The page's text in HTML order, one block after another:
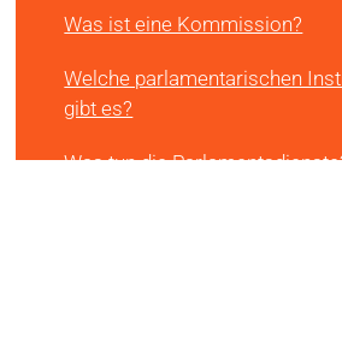
Was ist eine Kommission?
Welche parlamentarischen
gibt es?
Was tun die